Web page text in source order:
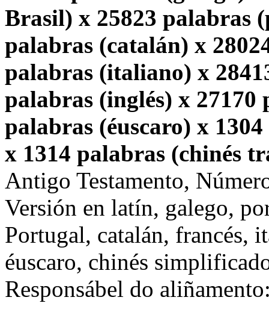
Brasil) x 25823 palabras
palabras (catalán) x
palabras (italiano) x
palabras (inglés) x 27170
palabras (éuscaro) x
x 1314 palabras (chinés
Antigo Testamento,
Versión en latín, galego,
Portugal, catalán, francés,
éuscaro, chinés
Responsábel do